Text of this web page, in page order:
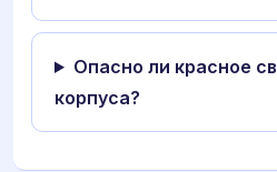
Опасно ли красное
корпуса?